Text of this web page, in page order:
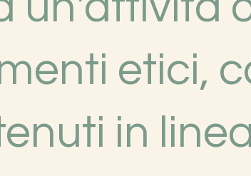
etici,
in